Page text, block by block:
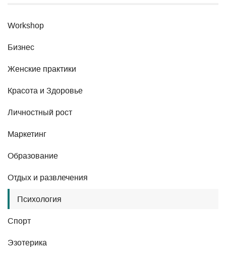
Workshop
Бизнес
Женские практики
Красота и Здоровье
Личностный рост
Маркетинг
Образование
Отдых и развлечения
Психология
Спорт
Эзотерика